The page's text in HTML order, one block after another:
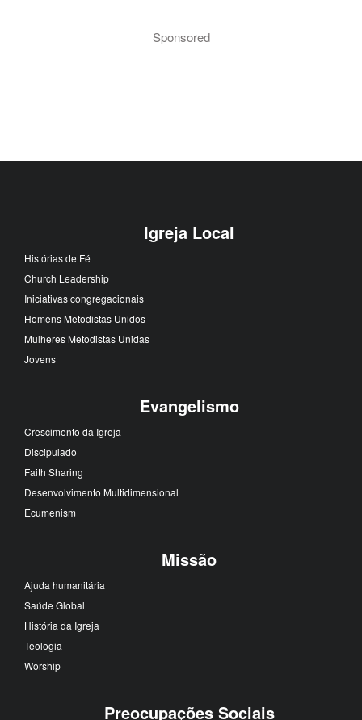
Sponsored
Igreja Local
Histórias de Fé
Church Leadership
Iniciativas congregacionais
Homens Metodistas Unidos
Mulheres Metodistas Unidas
Jovens
Evangelismo
Crescimento da Igreja
Discipulado
Faith Sharing
Desenvolvimento Multidimensional
Ecumenism
Missão
Ajuda humanitária
Saúde Global
História da Igreja
Teologia
Worship
Preocupações Sociais